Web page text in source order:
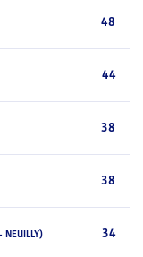
48
44
38
38
NEUILLY) 34